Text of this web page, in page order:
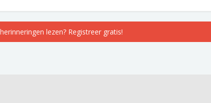
lezen? Registreer gratis!